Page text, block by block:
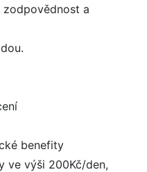
a
benefity
ve výši 200Kč/den,